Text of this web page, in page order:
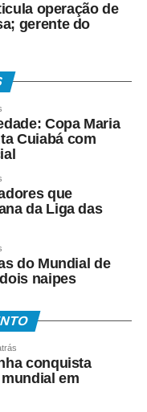
operação de
gerente do
Copa Maria
Cuiabá com
que
da Liga das
do Mundial de
naipes
conquista
em